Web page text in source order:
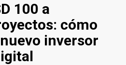
100 a
cómo
inversor